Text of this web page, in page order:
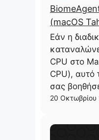
(macOS
Εάν η
CPU στο
CPU), αυτό
σας
20 Οκτωβρίου